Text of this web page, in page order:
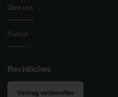
Über uns
Partner
Rechtliches
Vertrag widerrufen